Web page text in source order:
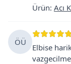
Ürün: Acı
ÖÜ
Elbise